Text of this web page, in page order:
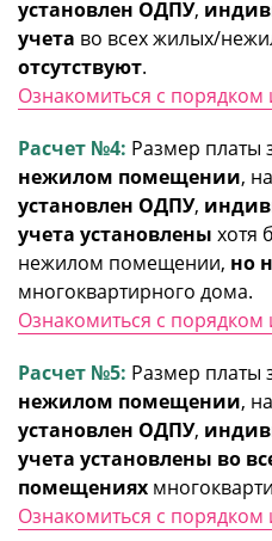
установлен ОДПУ,
учета во всех жилых/
отсутствуют.
Ознакомиться с
Расчет №4: Размер платы
нежилом помещении,
установлен ОДПУ,
учета установлены хотя
нежилом помещении, но
многоквартирного дома.
Ознакомиться с
Расчет №5: Размер платы
нежилом помещении,
установлен ОДПУ,
учета установлены во
помещениях
Ознакомиться с